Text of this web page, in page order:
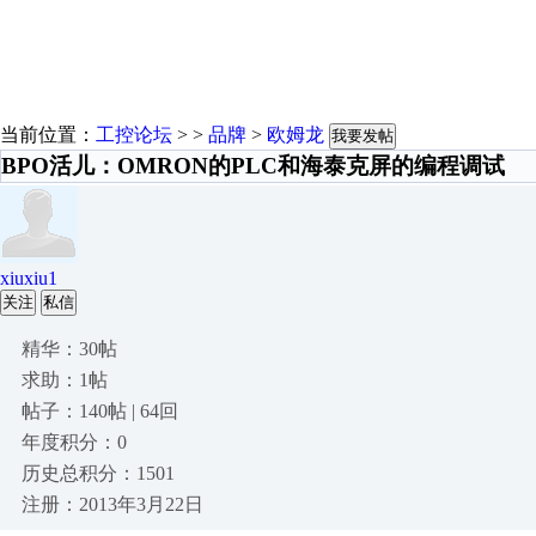
当前位置： 工控论坛 > > 品牌 > 欧姆龙 我要发帖
BPO活儿：OMRON的PLC和海泰克屏的编程调试
xiuxiu1
关注 私信
精华：30帖
求助：1帖
帖子：140帖 | 64回
年度积分：0
历史总积分：1501
注册：2013年3月22日